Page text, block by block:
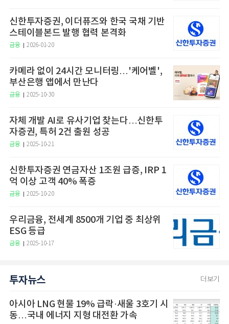
신한투자증권, 이더퓨즈와 한국 국채 기반
스테이블본드 발행 협력 본격화
금융 2026-01-20
카메라 없이 24시간 모니터링…'케어벨',
부산은행 앱에서 만난다
금융 2025-10-30
자체 개발 AI로 유사기업 찾는다…신한투
자증권, 특허 2건 출원 성공
금융 2025-10-21
신한투자증권 연금자산 1조원 급증, IRP 1
억 이상 고객 40% 폭증
금융 2025-10-20
우리금융, 전세계 8500개 기업 중 최상위
ESG 등급
금융 2025-10-17
투자뉴스 더보기
아시아 LNG 현물 19% 급락·새울 3호기 시
동…국내 에너지 지형 대전환 가속